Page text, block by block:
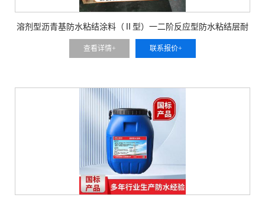
溶剂型沥青基防水粘结涂料（Ⅱ型）一二阶反应型防水粘结层耐
查看详情+ 联系报价+